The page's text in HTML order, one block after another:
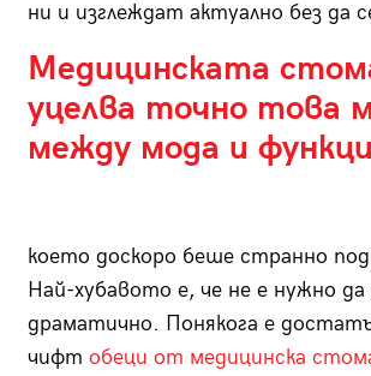
ни и изглеждат актуално без да
Медицинската
уцелва точно това
между мода и
което доскоро беше странно
Най-хубавото е, че не е нужно да
драматично. Понякога е
чифт обеци от медицинска